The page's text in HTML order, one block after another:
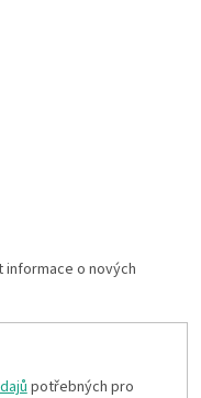
informace o nových
potřebných pro